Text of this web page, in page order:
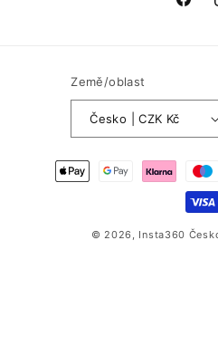
Země/oblast
Česko | CZK Kč
Platební
metody
© 2026, Insta360